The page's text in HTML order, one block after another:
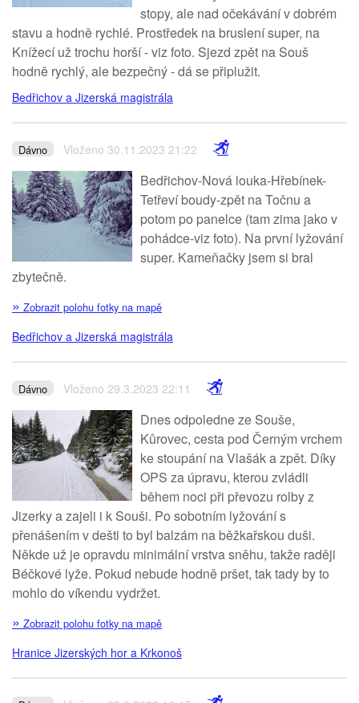
stopy, ale nad očekávání v dobrém
stavu a hodně rychlé. Prostředek na bruslení super, na
Knížecí už trochu horší - viz foto. Sjezd zpět na Souš
hodně rychlý, ale bezpečný - dá se připlužit.
Bedřichov a Jizerská magistrála
Dávno Vloženo 30.11.2023 21:22
Bedřichov-Nová louka-Hřebínek-
Tetřeví boudy-zpět na Točnu a
potom po panelce (tam zima jako v
pohádce-viz foto). Na první lyžování
super. Kameňačky jsem si bral
zbytečně.
» Zobrazit polohu fotky na mapě
Bedřichov a Jizerská magistrála
Dávno Vloženo 29.3.2023 22:11
Dnes odpoledne ze Souše,
Kůrovec, cesta pod Černým vrchem
ke stoupání na Vlašák a zpět. Díky
OPS za úpravu, kterou zvládli
během noci při převozu rolby z
Jizerky a zajeli i k Souši. Po sobotním lyžování s
přenášením v dešti to byl balzám na běžkařskou duši.
Někde už je opravdu minimální vrstva sněhu, takže raději
Béčkové lyže. Pokud nebude hodně pršet, tak tady by to
mohlo do víkendu vydržet.
» Zobrazit polohu fotky na mapě
Hranice Jizerských hor a Krkonoš